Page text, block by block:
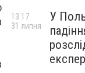
У
13:17
31 липня